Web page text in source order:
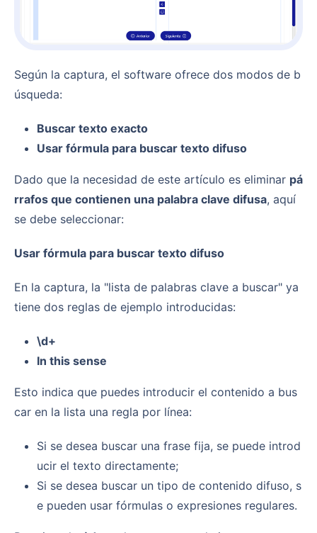
Según la captura, el software ofrece dos modos de b
úsqueda:
Buscar texto exacto
Usar fórmula para buscar texto difuso
Dado que la necesidad de este artículo es eliminar pá
rrafos que contienen una palabra clave difusa, aquí
se debe seleccionar:
Usar fórmula para buscar texto difuso
En la captura, la "lista de palabras clave a buscar" ya
tiene dos reglas de ejemplo introducidas:
\d+
In this sense
Esto indica que puedes introducir el contenido a bus
car en la lista una regla por línea:
Si se desea buscar una frase fija, se puede introd
ucir el texto directamente;
Si se desea buscar un tipo de contenido difuso, s
e pueden usar fórmulas o expresiones regulares.